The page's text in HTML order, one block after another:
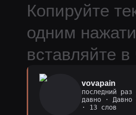
Копируйте
одним
вставляйте в
vovapain
последний раз
давно·
· 13 слов